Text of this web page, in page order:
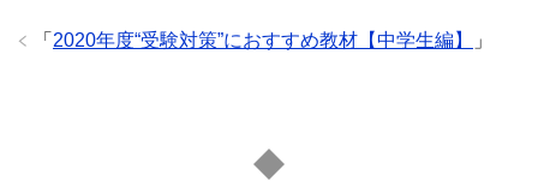
「 2020年度“受験対策”におすすめ教材【中学生編】 」